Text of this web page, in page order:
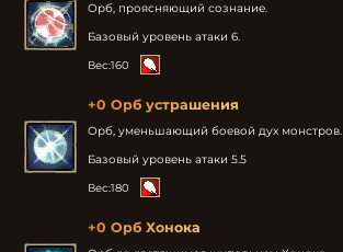
Орб, проясняющий сознание.
Базовый уровень атаки 6.
Вес:160
+0 Орб устрашения
Орб, уменьшающий боевой дух монстров.
Базовый уровень атаки 5.5
Вес:180
+0 Орб Хонока